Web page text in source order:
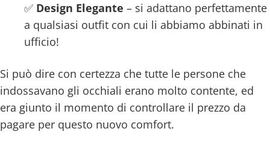
✅ Design Elegante – si adattano perfettamente
a qualsiasi outfit con cui li abbiamo abbinati in
ufficio!
Si può dire con certezza che tutte le persone che
indossavano gli occhiali erano molto contente, ed
era giunto il momento di controllare il prezzo da
pagare per questo nuovo comfort.